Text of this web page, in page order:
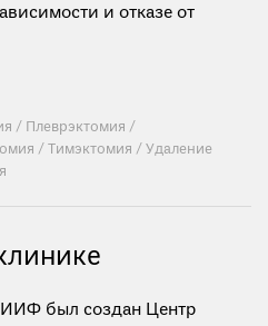
и отказе от
/ Плеврэктомия /
/Тимэктомия /Удаление
был создан Центр